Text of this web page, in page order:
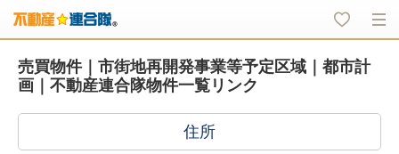
売買物件｜市街地再開発事業等予定区域｜都市計
画｜不動産連合隊物件一覧リンク
住所